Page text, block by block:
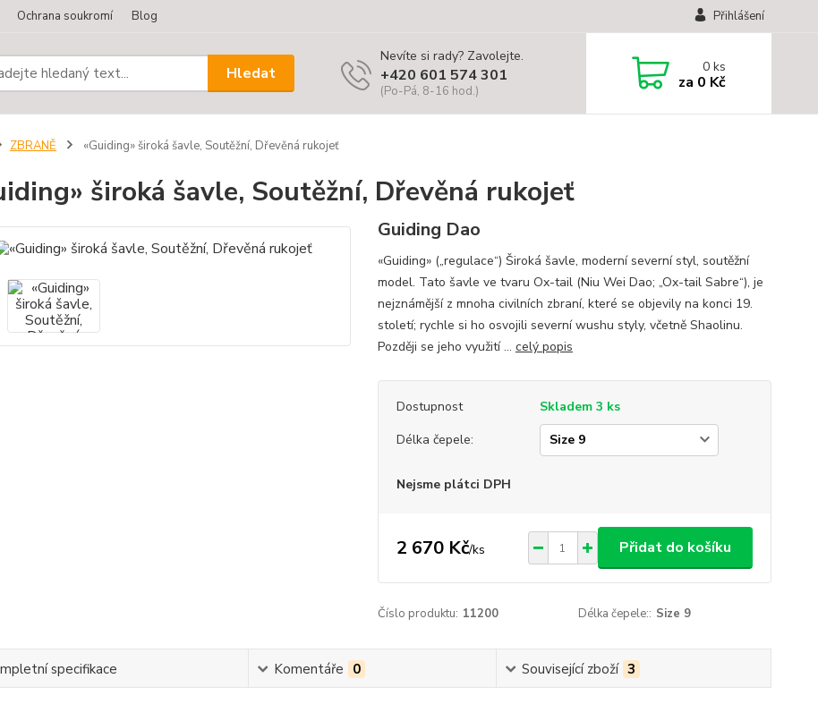
Ochrana soukromí Blog Přihlášení
Hledat
Nevíte si rady? Zavolejte.
+420 601 574 301
(Po-Pá, 8-16 hod.)
0ks
za 0 Kč
ZBRANĚ «Guiding» široká šavle, Soutěžní, Dřevěná rukojeť
široká šavle, Soutěžní, Dřevěná rukojeť
Guiding Dao
«Guiding» („regulace“) Široká šavle, moderní severní styl, soutěžní
model. Tato šavle ve tvaru Ox-tail (Niu Wei Dao; „Ox-tail Sabre“), je
nejznámější z mnoha civilních zbraní, které se objevily na konci 19.
století; rychle si ho osvojili severní wushu styly, včetně Shaolinu.
Později se jeho využití ... celý popis
Dostupnost
Skladem 3 ks
Délka čepele:
Nejsme plátci DPH
2 670 Kč/ks Přidat do košíku
Číslo produktu: 11200 Délka čepele:: Size 9
specifikace Komentáře 0 Související zboží 3